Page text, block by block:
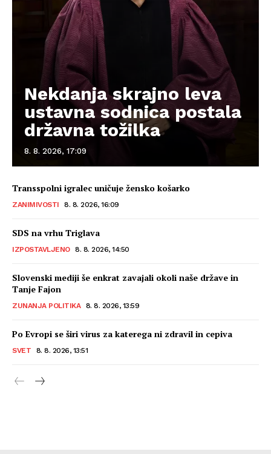
Nekdanja skrajno leva
ustavna sodnica postala
državna tožilka
8. 8. 2026, 17:09
Transspolni igralec uničuje žensko košarko
ZANIMIVOSTI 8. 8. 2026, 16:09
SDS na vrhu Triglava
IZPOSTAVLJENO 8. 8. 2026, 14:50
Slovenski mediji še enkrat zavajali okoli naše države in
Tanje Fajon
ZUNANJA POLITIKA 8. 8. 2026, 13:59
Po Evropi se širi virus za katerega ni zdravil in cepiva
SVET 8. 8. 2026, 13:51